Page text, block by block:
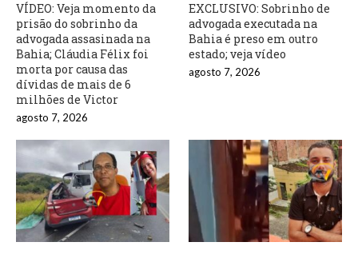
VÍDEO: Veja momento da
prisão do sobrinho da
advogada assasinada na
Bahia; Cláudia Félix foi
morta por causa das
dívidas de mais de 6
milhões de Victor
agosto 7, 2026
EXCLUSIVO: Sobrinho de
advogada executada na
Bahia é preso em outro
estado; veja vídeo
agosto 7, 2026